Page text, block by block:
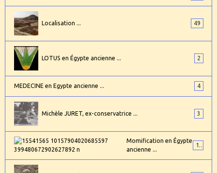
Localisation ... 49
LOTUS en Égypte ancienne ... 2
MEDECINE en Egypte ancienne ... 4
Michèle JURET, ex-conservatrice ... 3
Momification en Égypte
ancienne ...
17